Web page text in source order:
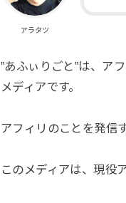
アラタツ
”あふぃりごと”は、ア
メディアです。
アフィリのことを発信
このメディアは、現役